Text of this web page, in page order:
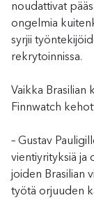
noudattivat
ongelmia
syrjii
rekrytoinnissa.
Vaikka
Finnwatch
– Gustav
vientiyrityksiä ja
joiden Brasilian
työtä orjuuden